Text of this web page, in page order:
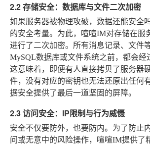
2.2 存储安全：数据库与文件二次加密
如果服务器被物理攻破，数据还能安全
的安全考量。为此，喧喧IM对存储在服
进行了二次加密。所有消息记录、文件
MySQL数据库或文件系统之前，都会经
这意味着，即便有人直接拷贝了服务器
件，没有对应的密钥也无法还原出任何
据安全提供了最后一道坚固的屏障。
2.3 访问安全：IP限制与行为威慑
安全不仅要防外，也要防内。为了防止
问或无意中的风险操作，喧喧IM提供了